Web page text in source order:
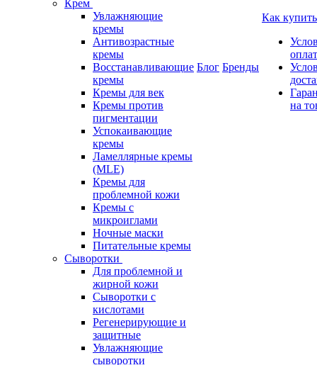
Крем
Увлажняющие
кремы
Антивозрастные
кремы
Восстанавливающие
кремы
Кремы для век
Кремы против
пигментации
Успокаивающие
кремы
Ламеллярные кремы
(MLE)
Кремы для
проблемной кожи
Кремы с
микроиглами
Ночные маски
Питательные кремы
Сыворотки
Для проблемной и
жирной кожи
Сыворотки с
кислотами
Регенерирующие и
защитные
Увлажняющие
сыворотки
Блог Бренды
Как купить
на